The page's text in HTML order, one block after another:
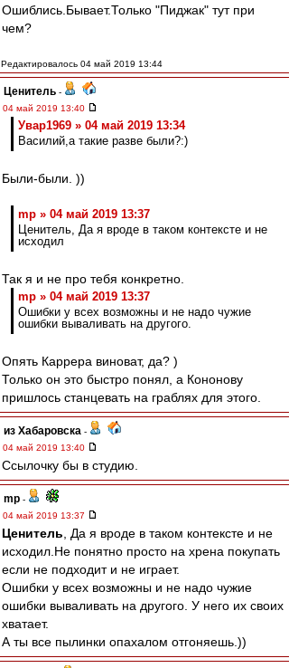
Ошиблись.Бывает.Только "Пиджак" тут при
чем?
Редактировалось 04 май 2019 13:44
Ценитель -
04 май 2019 13:40
Увар1969 » 04 май 2019 13:34
Василий,а такие разве были?:)
Были-были. ))
mp » 04 май 2019 13:37
Ценитель, Да я вроде в таком контексте и не
исходил
Так я и не про тебя конкретно.
mp » 04 май 2019 13:37
Ошибки у всех возможны и не надо чужие
ошибки вываливать на другого.
Опять Каррера виноват, да? )
Только он это быстро понял, а Кононову
пришлось станцевать на граблях для этого.
из Хабаровска -
04 май 2019 13:40
Ссылочку бы в студию.
mp -
04 май 2019 13:37
Ценитель , Да я вроде в таком контексте и не
исходил.Не понятно просто на хрена покупать
если не подходит и не играет.
Ошибки у всех возможны и не надо чужие
ошибки вываливать на другого. У него их своих
хватает.
А ты все пылинки опахалом отгоняешь.))